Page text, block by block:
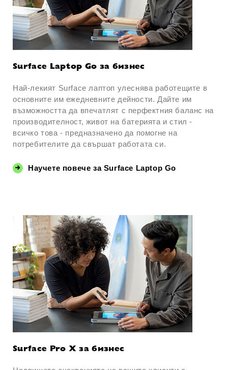
Surface Laptop Go за бизнес
Най-лекият Surface лаптоп улеснява работещите в
основните им ежедневните дейности. Дайте им
възможността да впечатлят с перфектния баланс на
производителност, живот на батерията и стил -
всичко това - предназначено да помогне на
потребителите да свършат работата си.
Научете повече за Surface Laptop Go
Surface Pro X за бизнес